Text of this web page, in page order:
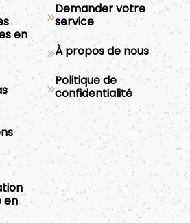
en
en
Demander votre
service
À propos de nous
Politique de
confidentialité